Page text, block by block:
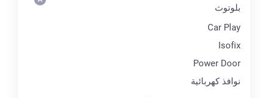
بلوتوث
Car Play
Isofix
Power Door
نوافذ كهربائية